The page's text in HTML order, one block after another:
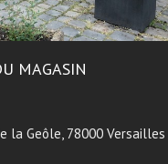
MAGASIN
la Geôle, 78000 Versailles